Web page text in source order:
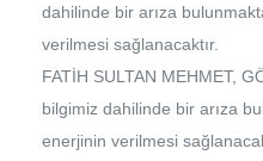
dahilinde bir arıza
verilmesi sağlanacaktır.
FATİH SULTAN MEHMET,
bilgimiz dahilinde bir arıza
enerjinin verilmesi